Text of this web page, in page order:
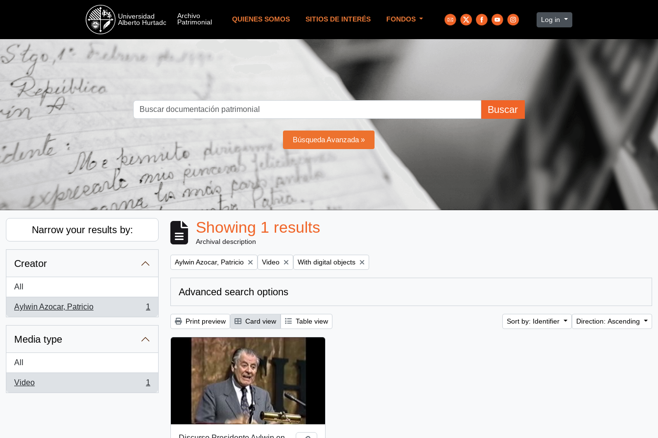
QUIENES SOMOS SITIOS DE INTERÉS FONDOS Log in
Buscar
Búsqueda Avanzada »
Narrow your results by:
Creator
All
Aylwin Azocar, Patricio
, 1 results
1
Media type
All
Video
, 1 results
1
Showing 1 results
Archival description
Remove filter:
Aylwin Azocar, Patricio Remove filter:
Video Remove filter:
With digital objects
Advanced search options
Print preview Card view Table view Sort by: Identifier Direction: Ascending